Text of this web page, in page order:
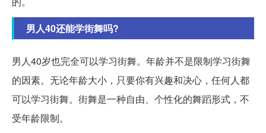
男人40还能学街舞吗?
男人40岁也完全可以学习街舞。年龄并不是限制学习街舞
的因素。无论年龄大小，只要你有兴趣和决心，任何人都
可以学习街舞。街舞是一种自由、个性化的舞蹈形式，不
受年龄限制。